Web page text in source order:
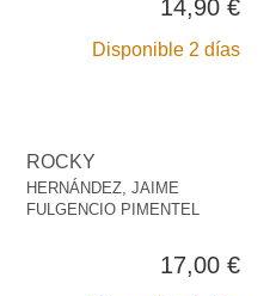
14,90 €
Disponible 2 días
ROCKY
HERNÁNDEZ, JAIME
FULGENCIO PIMENTEL
17,00 €